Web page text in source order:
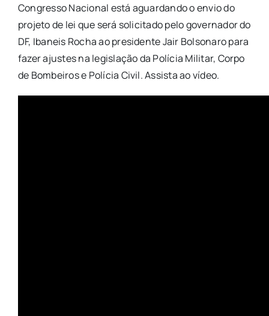
Congresso Nacional está aguardando o envio do
projeto de lei que será solicitado pelo governador do
DF, Ibaneis Rocha ao presidente Jair Bolsonaro para
fazer ajustes na legislação da Polícia Militar, Corpo
de Bombeiros e Polícia Civil. Assista ao vídeo.